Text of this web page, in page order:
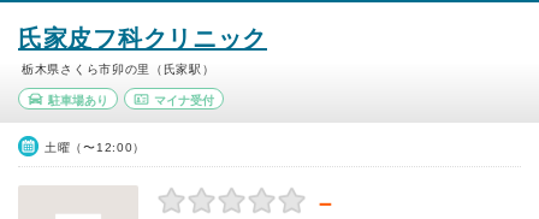
氏家皮フ科クリニック
栃木県さくら市卯の里（氏家駅）
駐車場あり マイナ受付
土曜（〜12:00）
－